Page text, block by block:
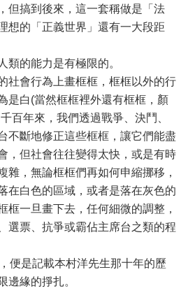
但搞到後來，這一套稱做是「法
想的「正義世界」還有一大段距
的能力是有極限的。
會行為上畫框框，框框以外的行
是白(當然框框裡外還有框框，顏
百年來，我們透過戰爭、決鬥、
不斷地修正這些框框，讓它們能盡
，但社會往往變得太快，或是有時
雜，無論框框們再如何申縮挪移，
在白色的區域，或者是落在灰色的
框一旦畫下去，任何細微的調整，
選票、抗爭或霸佔主席台之類的程
是記載本村洋先生那十年的歷
邊緣的掙扎。